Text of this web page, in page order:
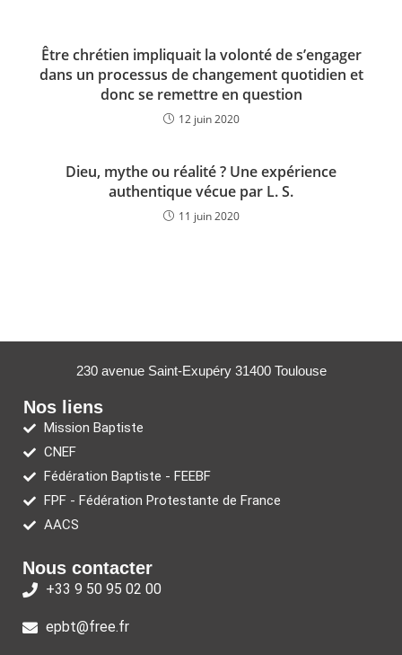
Être chrétien impliquait la volonté de s’engager
dans un processus de changement quotidien et
donc se remettre en question
12 juin 2020
Dieu, mythe ou réalité ? Une expérience
authentique vécue par L. S.
11 juin 2020
230 avenue Saint-Exupéry 31400 Toulouse
Nos liens
Mission Baptiste
CNEF
Fédération Baptiste - FEEBF
FPF - Fédération Protestante de France
AACS
Nous contacter
+33 9 50 95 02 00
epbt@free.fr